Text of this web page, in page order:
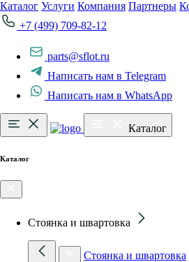
Каталог Услуги Компания Партнеры
+7 (499) 709-82-12
parts@sflot.ru
Написать нам в Telegram
Написать нам в WhatsApp
Каталог
Каталог
Стоянка и швартовка
Стоянка и швартовка